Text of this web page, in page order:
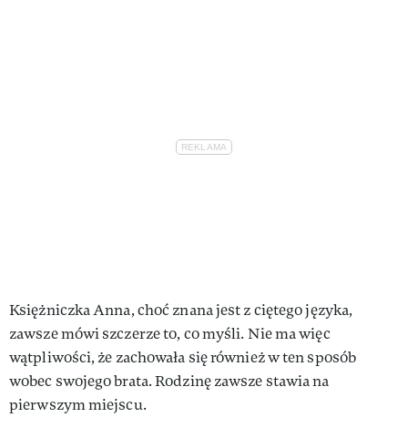
Księżniczka Anna, choć znana jest z ciętego języka,
zawsze mówi szczerze to, co myśli. Nie ma więc
wątpliwości, że zachowała się również w ten sposób
wobec swojego brata. Rodzinę zawsze stawia na
pierwszym miejscu.